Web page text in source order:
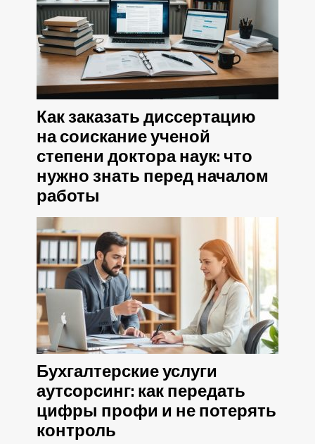
Как заказать диссертацию
на соискание ученой
степени доктора наук: что
нужно знать перед началом
работы
Бухгалтерские услуги
аутсорсинг: как передать
цифры профи и не потерять
контроль